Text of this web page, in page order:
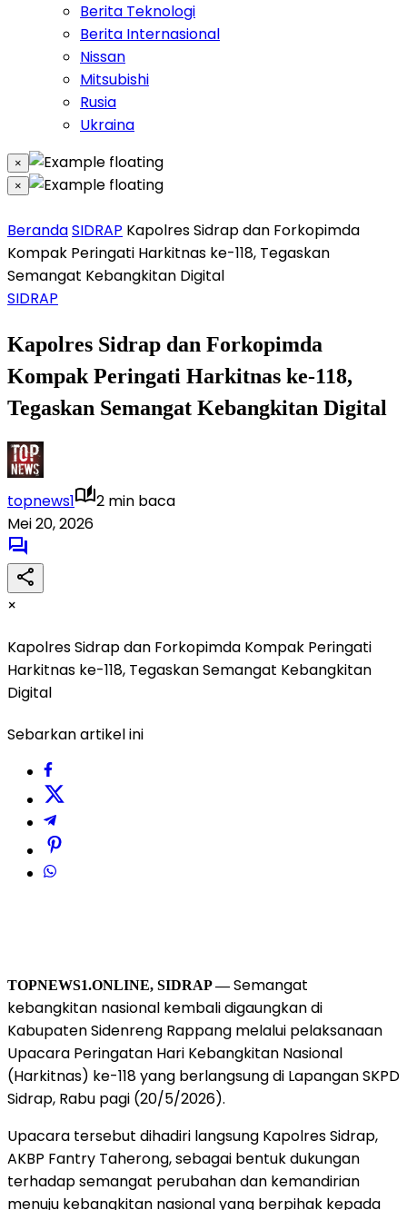
Berita Teknologi
Berita Internasional
Nissan
Mitsubishi
Rusia
Ukraina
×
×
BerandaSIDRAP Kapolres Sidrap dan Forkopimda
Kompak Peringati Harkitnas ke-118, Tegaskan
Semangat Kebangkitan Digital
SIDRAP
Kapolres Sidrap dan Forkopimda
Kompak Peringati Harkitnas ke-118,
Tegaskan Semangat Kebangkitan Digital
topnews1
2 min baca
Mei 20, 2026
×
Kapolres Sidrap dan Forkopimda Kompak Peringati
Harkitnas ke-118, Tegaskan Semangat Kebangkitan
Digital
Sebarkan artikel ini
TOPNEWS1.ONLINE, SIDRAP —Semangat
kebangkitan nasional kembali digaungkan di
Kabupaten Sidenreng Rappang melalui pelaksanaan
Upacara Peringatan Hari Kebangkitan Nasional
(Harkitnas) ke-118 yang berlangsung di Lapangan SKPD
Sidrap, Rabu pagi (20/5/2026).
Upacara tersebut dihadiri langsung Kapolres Sidrap,
AKBP Fantry Taherong, sebagai bentuk dukungan
terhadap semangat perubahan dan kemandirian
menuju kebangkitan nasional yang berpihak kepada